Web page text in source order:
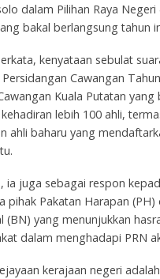
dalam Pilihan Raya Negeri
bakal berlangsung tahun
kenyataan sebulat
Cawangan
Kuala Putatan yang
lebih 100 ahli,
ahli baharu yang
ia juga sebagai respon
pihak Pakatan Harapan (PH)
(BN) yang menunjukkan
dalam menghadapi PRN
kerajaan negeri